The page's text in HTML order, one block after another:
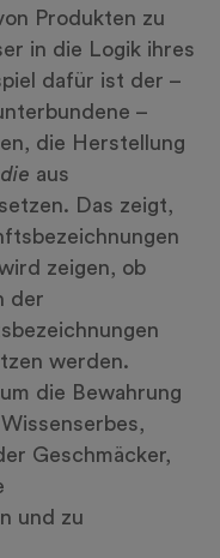
Produkten zu
in die Logik ihres
dafür ist der –
–
die Herstellung
aus
Das zeigt,
zeigen, ob
der
werden.
die Bewahrung
Geschmäcker,
und zu